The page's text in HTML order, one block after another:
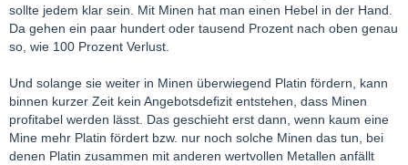
sollte jedem klar sein. Mit Minen hat man einen Hebel in der Hand.
Da gehen ein paar hundert oder tausend Prozent nach oben genau
so, wie 100 Prozent Verlust.
Und solange sie weiter in Minen überwiegend Platin fördern, kann
binnen kurzer Zeit kein Angebotsdefizit entstehen, dass Minen
profitabel werden lässt. Das geschieht erst dann, wenn kaum eine
Mine mehr Platin fördert bzw. nur noch solche Minen das tun, bei
denen Platin zusammen mit anderen wertvollen Metallen anfällt